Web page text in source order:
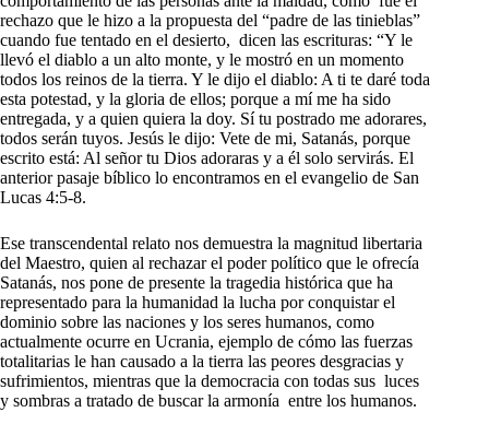
rechazo que le hizo a la propuesta del “padre de las tinieblas”
cuando fue tentado en el desierto, dicen las escrituras: “Y le
llevó el diablo a un alto monte, y le mostró en un momento
todos los reinos de la tierra. Y le dijo el diablo: A ti te daré toda
esta potestad, y la gloria de ellos; porque a mí me ha sido
entregada, y a quien quiera la doy. Sí tu postrado me adorares,
todos serán tuyos. Jesús le dijo: Vete de mi, Satanás, porque
escrito está: Al señor tu Dios adoraras y a él solo servirás. El
anterior pasaje bíblico lo encontramos en el evangelio de San
Lucas 4:5-8.
Ese transcendental relato nos demuestra la magnitud libertaria
del Maestro, quien al rechazar el poder político que le ofrecía
Satanás, nos pone de presente la tragedia histórica que ha
representado para la humanidad la lucha por conquistar el
dominio sobre las naciones y los seres humanos, como
actualmente ocurre en Ucrania, ejemplo de cómo las fuerzas
totalitarias le han causado a la tierra las peores desgracias y
sufrimientos, mientras que la democracia con todas sus luces
y sombras a tratado de buscar la armonía entre los humanos.